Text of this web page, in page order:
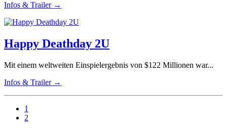
Infos & Trailer →
Happy Deathday 2U
Mit einem weltweiten Einspielergebnis von $122 Millionen war...
Infos & Trailer →
1
2